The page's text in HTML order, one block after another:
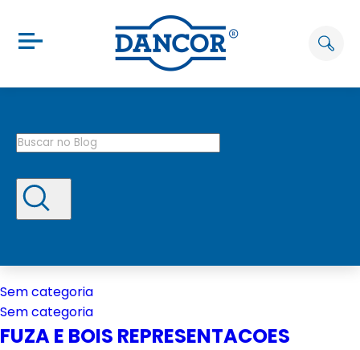
Sem categoria
Sem categoria
FUZA E BOIS REPRESENTACOES